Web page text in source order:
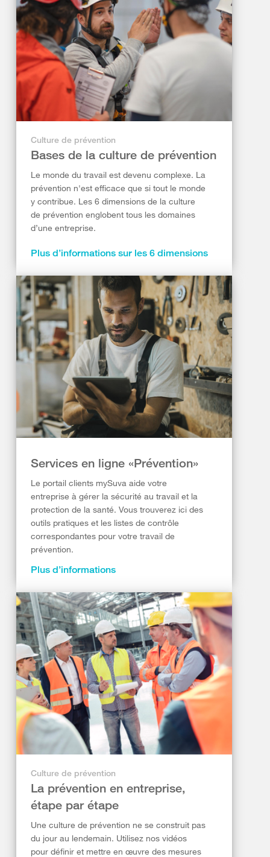
Culture de prévention
Bases de la culture de prévention
Le monde du travail est devenu complexe. La
prévention n'est efficace que si tout le monde
y contribue. Les 6 dimensions de la culture
de prévention englobent tous les domaines
d’une entreprise.
Plus d’informations sur les 6 dimensions
Services en ligne «Prévention»
Le portail clients mySuva aide votre
entreprise à gérer la sécurité au travail et la
protection de la santé. Vous trouverez ici des
outils pratiques et les listes de contrôle
correspondantes pour votre travail de
prévention.
Plus d’informations
Culture de prévention
La prévention en entreprise,
étape par étape
Une culture de prévention ne se construit pas
du jour au lendemain. Utilisez nos vidéos
pour définir et mettre en œuvre des mesures